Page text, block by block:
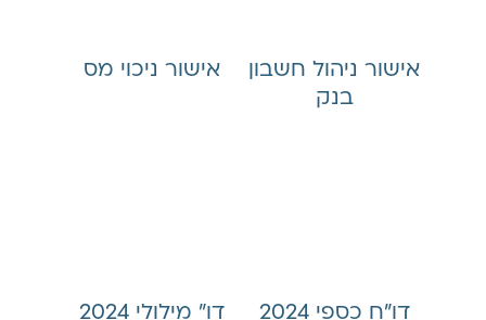
אישור ניהול חשבון
בנק
אישור ניכוי מס
דו״ח כספי 2024 דו״ מילולי 2024